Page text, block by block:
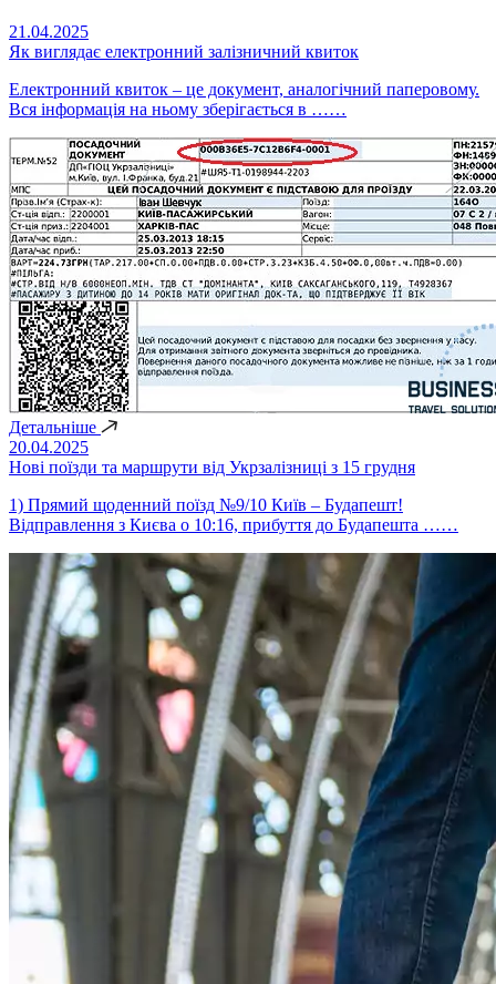
21.04.2025
Як виглядає електронний залізничний квиток
Електронний квиток – це документ, аналогічний паперовому.
Вся інформація на ньому зберігається в ……
Детальніше
20.04.2025
Нові поїзди та маршрути від Укрзалізниці з 15 грудня
1) Прямий щоденний поїзд №9/10 Київ – Будапешт!
Відправлення з Києва о 10:16, прибуття до Будапешта ……